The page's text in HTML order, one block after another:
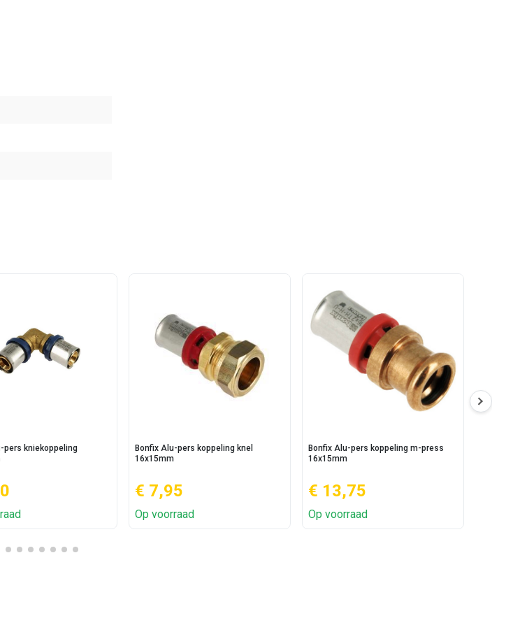
pers kniekoppeling
Bonfix Alu-pers koppeling knel
16x15mm
€ 7,95
Op voorraad
Bonfix Alu-pers koppeling m-press
16x15mm
€ 13,75
Op voorraad